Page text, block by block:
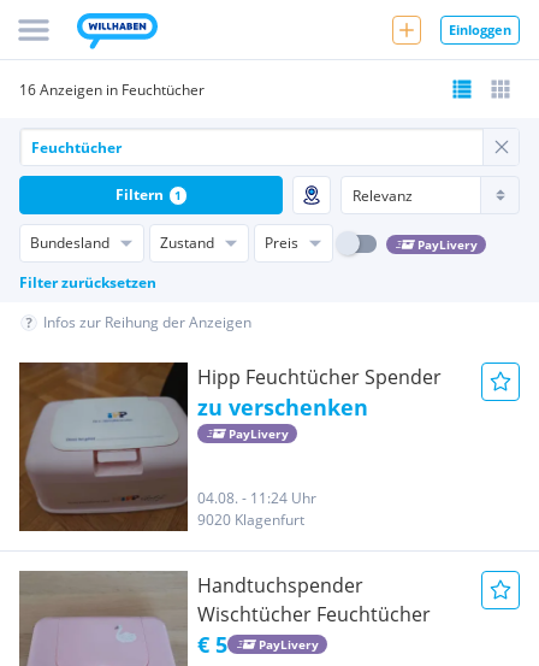
Einloggen
16 Anzeigen in Feuchtücher
Bundesland Zustand Preis PayLivery
Filter zurücksetzen
Filtern 1
Infos zur Reihung der Anzeigen
Hipp Feuchtücher Spender
zu verschenken
PayLivery
04.08. - 11:24 Uhr
9020 Klagenfurt
Handtuchspender
Wischtücher Feuchtücher
€ 5 PayLivery